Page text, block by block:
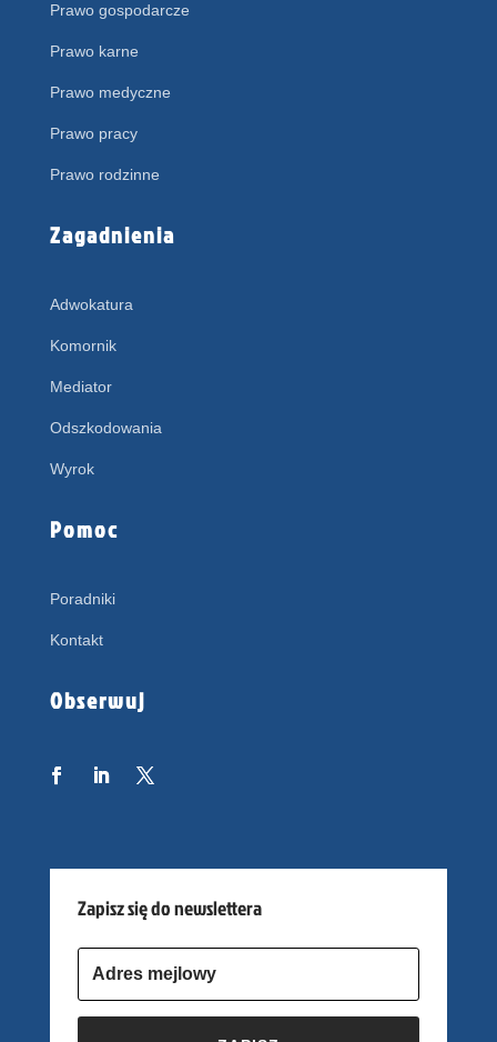
Prawo gospodarcze
Prawo karne
Prawo medyczne
Prawo pracy
Prawo rodzinne
Zagadnienia
Adwokatura
Komornik
Mediator
Odszkodowania
Wyrok
Pomoc
Poradniki
Kontakt
Obserwuj
Zapisz się do newslettera